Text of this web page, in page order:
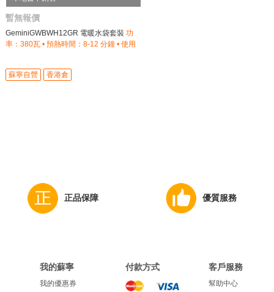
暫無報價
GeminiGWBWH12GR 電暖水袋套裝 功
率：380瓦 • 預熱時間：8-12 分鐘 • 使用
蘇寧自營 香港倉
正品保障 優質服務
我的蘇寧
我的優惠券
付款方式 客戶服務
幫助中心